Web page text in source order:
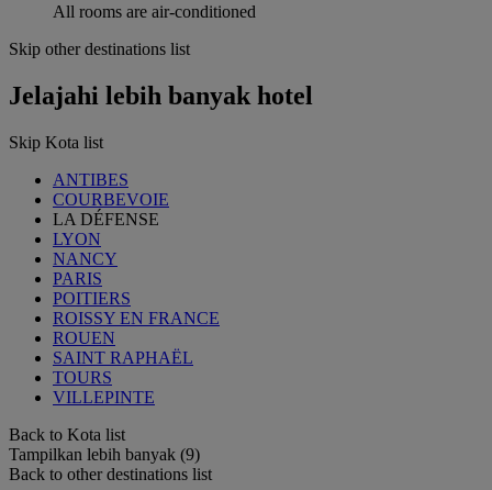
All rooms are air-conditioned
Skip other destinations list
Jelajahi lebih banyak hotel
Skip Kota list
ANTIBES
COURBEVOIE
LA DÉFENSE
LYON
NANCY
PARIS
POITIERS
ROISSY EN FRANCE
ROUEN
SAINT RAPHAËL
TOURS
VILLEPINTE
Back to Kota list
Tampilkan lebih banyak (9)
Back to other destinations list